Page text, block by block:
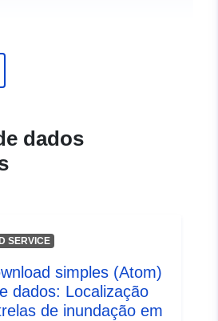
cede-4639-be30-
4fad-a7ee-376f65a02c40
Recurso:
http://inspire.ec.europa.eu/
codelist/SpatialDataServiceType/
dados
SERVICE
simples (Atom)
dados: Localização
de inundação em